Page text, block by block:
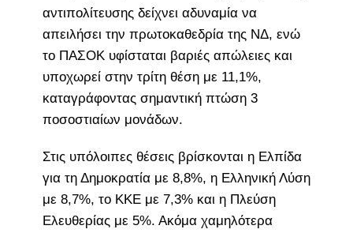
αντιπολίτευσης δείχνει αδυναμία να
απειλήσει την πρωτοκαθεδρία της ΝΔ, ενώ
το ΠΑΣΟΚ υφίσταται βαριές απώλειες και
υποχωρεί στην τρίτη θέση με 11,1%,
καταγράφοντας σημαντική πτώση 3
ποσοστιαίων μονάδων.
Στις υπόλοιπες θέσεις βρίσκονται η Ελπίδα
για τη Δημοκρατία με 8,8%, η Ελληνική Λύση
με 8,7%, το ΚΚΕ με 7,3% και η Πλεύση
Ελευθερίας με 5%. Ακόμα χαμηλότερα